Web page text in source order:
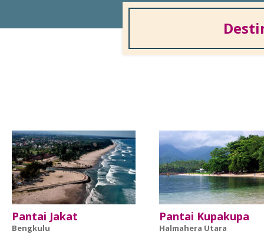
Pantai Jakat
Bengkulu
Pantai Kupakupa
Halmahera Utara